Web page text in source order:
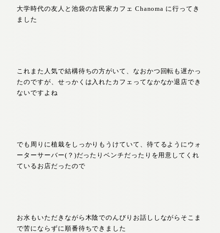
大学時代の友人と池袋の古民家カフェ Chanoma に行ってき
ました
これまた人気で結構待ちの方がいて、なおかつ回転も遅かっ
たのですが、せっかくは入れたカフェってなかなか退店でき
ないですよね
でも周りに植栽をしっかりもうけていて、待てるようにウォ
ーターサーバー(？)だったりベンチだったりを用意してくれ
ているお店だったので
お水もいただきながら木陰でのんびりお話ししながらそこま
で苦にならずに順番待ちできました